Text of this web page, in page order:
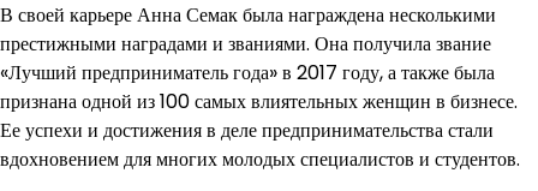
В своей карьере Анна Семак была награждена несколькими
престижными наградами и званиями. Она получила звание
«Лучший предприниматель года» в 2017 году, а также была
признана одной из 100 самых влиятельных женщин в бизнесе.
Ее успехи и достижения в деле предпринимательства стали
вдохновением для многих молодых специалистов и студентов.